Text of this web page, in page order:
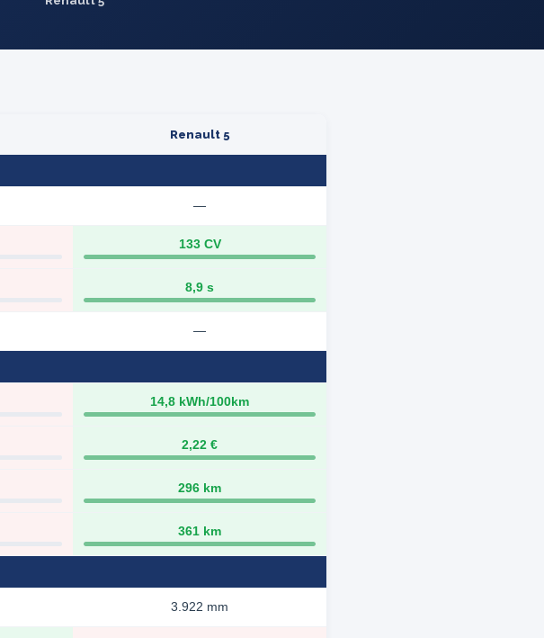
Renault 5
—
133 CV
8,9 s
—
14,8 kWh/100km
2,22 €
296 km
361 km
3.922 mm